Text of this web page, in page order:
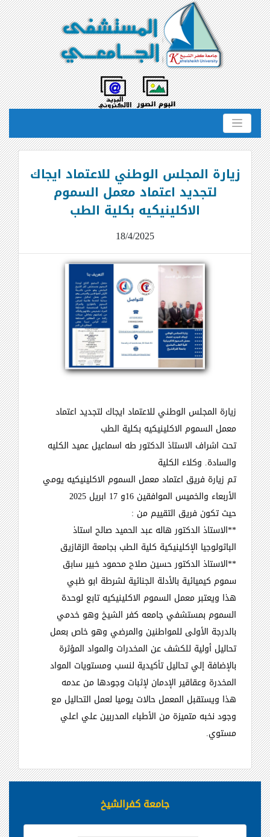
زيارة المجلس الوطني للاعتماد ايجاك
لتجديد اعتماد معمل السموم
الاكلينيكيه بكلية الطب
18/4/2025
زيارة المجلس الوطني للاعتماد ايجاك لتجديد اعتماد
معمل السموم الاكلينيكيه بكلية الطب
تحت اشراف الاستاذ الدكتور طه اسماعيل عميد الكليه
والسادة. وكلاء الكلية
تم زيارة فريق اعتماد معمل السموم الاكلينيكيه يومي
الأربعاء والخميس الموافقين 16و 17 ابريل 2025
حيث تكون فريق التقييم من :
**الاستاذ الدكتور هاله عبد الحميد صالح استاذ
الباثولوجيا الإكلينيكية كلية الطب بجامعة الزقازيق
**الاستاذ الدكتور حسين صلاح محمود خبير سابق
سموم كيميائية بالأدلة الجنائية لشرطة ابو ظبي
هذا ويعتبر معمل السموم الاكلينيكيه تابع لوحدة
السموم بمستشفي جامعه كفر الشيخ وهو خدمي
بالدرجة الأولى للمواطنين والمرضي وهو خاص بعمل
تحاليل أولية للكشف عن المخدرات والمواد المؤثرة
بالإضافة إلي تحاليل تأكيدية لنسب ومستويات المواد
المخدرة وعقاقير الإدمان لإثبات وجودها من عدمه
هذا ويستقبل المعمل حالات يوميا لعمل التحاليل مع
وجود نخبه متميزة من الأطباء المدربين علي اعلي
مستوي.
جامعة كفرالشيخ